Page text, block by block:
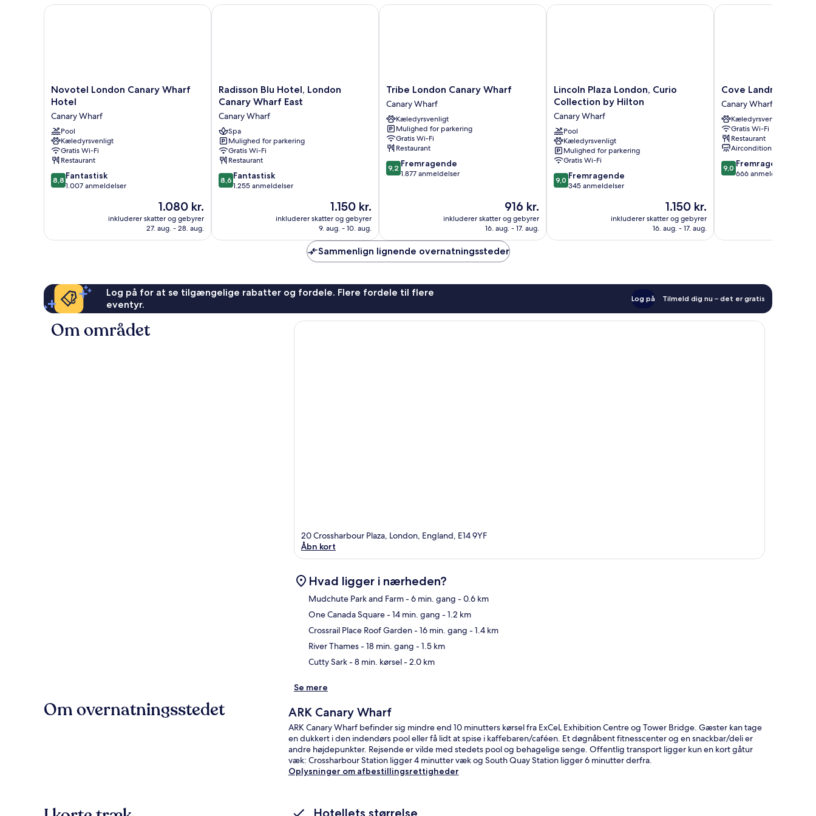
Novotel
London
Wharf
Hotel
Canary
Wharf
Novotel London Canary Wharf
Hotel
Canary Wharf
Pool
Kæledyrsvenligt
Gratis Wi-Fi
Restaurant
8.8
ud
anmeldelser
8,8 Fantastisk
1.007 anmeldelser
Prisen
er
1.080 kr.
1.080 kr.
inkluderer skatter og gebyrer
27. aug. - 28. aug.
Novotel London Canary Wharf Hotel
Radisson
Blu
London
Canary
Wharf
East
Canary
Wharf
Radisson Blu Hotel, London
Canary Wharf East
Canary Wharf
Spa
Mulighed for parkering
Gratis Wi-Fi
Restaurant
8.6
ud
anmeldelser
8,6 Fantastisk
1.255 anmeldelser
Prisen
er
1.150 kr.
1.150 kr.
inkluderer skatter og gebyrer
9. aug. - 10. aug.
Radisson Blu Hotel, London Canary Wharf East
Tribe
London
Canary
Wharf
Canary
Wharf
Tribe London Canary Wharf
Canary Wharf
Kæledyrsvenligt
Mulighed for parkering
Gratis Wi-Fi
Restaurant
9.2
ud
9,2 Fremragende
1.877 anmeldelser
Prisen
er
916 kr.
916 kr.
inkluderer skatter og gebyrer
16. aug. - 17. aug.
Tribe London Canary Wharf
Lincoln
Plaza
Curio
Collection
by
Hilton
Canary
Wharf
Lincoln Plaza London, Curio
Collection by Hilton
Canary Wharf
Pool
Kæledyrsvenligt
Mulighed for parkering
Gratis Wi-Fi
9.0
ud
anmeldelser
9,0 Fremragende
345 anmeldelser
Prisen
er
1.150 kr.
1.150 kr.
inkluderer skatter og gebyrer
16. aug. - 17. aug.
Lincoln Plaza London, Curio Collection by Hilton
Cove
Landmark
Pinnacle
Canary
Wharf
Cove Landmark
Canary Wharf
Kæledyrsvenligt
Gratis Wi-Fi
Restaurant
Aircondition
9.0
ud
9,0 Fremragende
666 anmeldelser
Cove Landmark
Sammenlign lignende overnatningssteder
Log på for at se tilgængelige rabatter og fordele. Flere fordele til flere
eventyr.
Log på Tilmeld dig nu – det er gratis
Om området
20 Crossharbour Plaza, London, England, E14 9YF
Åbn kort
Hvad ligger i nærheden?
Mudchute Park and Farm- 6 min. gang - 0.6 km
One Canada Square- 14 min. gang - 1.2 km
Crossrail Place Roof Garden- 16 min. gang - 1.4 km
River Thames- 18 min. gang - 1.5 km
Cutty Sark- 8 min. kørsel- 2.0 km
Se mere
Om overnatningsstedet ARK Canary Wharf
ARK Canary Wharf befinder sig mindre end 10 minutters kørsel fra ExCeL Exhibition Centre og Tower Bridge. Gæster kan tage
en dukkert i den indendørs pool eller få lidt at spise i kaffebaren/caféen. Et døgnåbent fitnesscenter og en snackbar/deli er
andre højdepunkter. Rejsende er vilde med stedets pool og behagelige senge. Offentlig transport ligger kun en kort gåtur
væk: Crossharbour Station ligger 4 minutter væk og South Quay Station ligger 6 minutter derfra.
Oplysninger om afbestillingsrettigheder
Hotellets størrelse